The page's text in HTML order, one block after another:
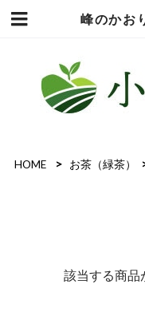
峰のかお
HOME お茶（緑茶）
該当する商品